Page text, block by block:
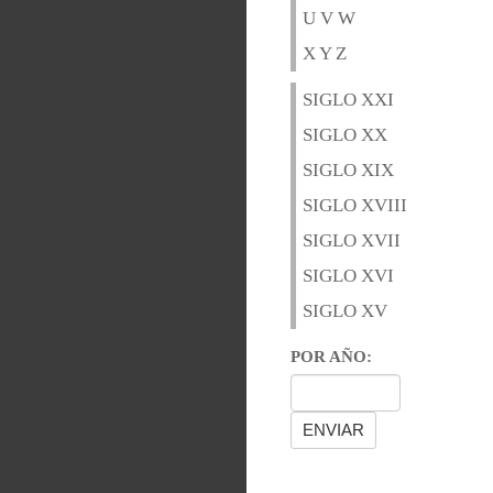
U V W
X Y Z
SIGLO XXI
SIGLO XX
SIGLO XIX
SIGLO XVIII
SIGLO XVII
SIGLO XVI
SIGLO XV
POR AÑO: